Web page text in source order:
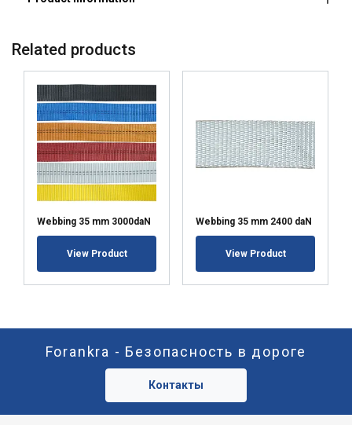
Related products
Webbing 35 mm 3000daN
View Product
Webbing 35 mm 2400 daN
View Product
Forankra - Безопасность в дороге
Контакты